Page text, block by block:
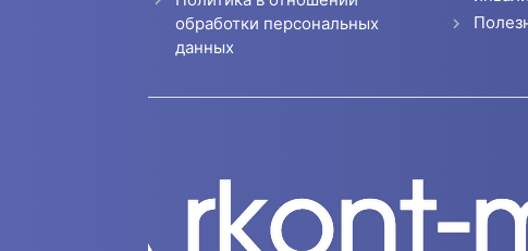
обработки персональных
данных